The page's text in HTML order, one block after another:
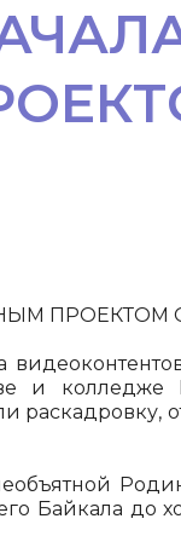
ПРОЕКТОМ
и колледже
Байкала до